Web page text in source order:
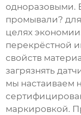
одноразовыми.
промывали?
целях
перекрёстной
свойств
загрязнять
мы настаиваем
маркировкой.